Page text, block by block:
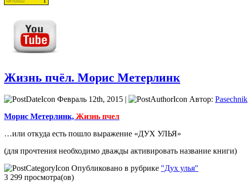
Жизнь пчёл. Морис Метерлинк
Февраль 12th, 2015 | Автор: Pasechnik
Морис Метерлинк, Жизнь пчел
…или откуда есть пошло выражение «ДУХ УЛЬЯ»
(для прочтения необходимо дважды активировать название книги)
Опубликовано в рубрике "Дух улья"
3 299 просмотра(ов)